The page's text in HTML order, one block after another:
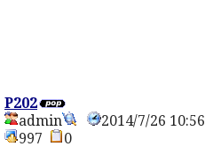
P202
admin
2014/7/26 10:56
997
0